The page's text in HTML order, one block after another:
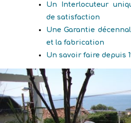
Un Interlocuteur
de satisfaction
Une Garantie
et la fabrication
Un savoir faire depuis